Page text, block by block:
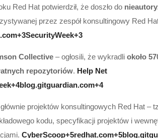
Red Hat potwierdził, że doszło do
przez zespół konsultingowy Red
Collective – ogłosili, że wykradli około
repozytoriów. Help Net
projektów konsultingowych Red Hat –
kodu, specyfikacji projektów i